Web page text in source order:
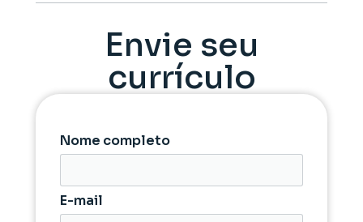
Envie seu
currículo
Nome completo
E-mail